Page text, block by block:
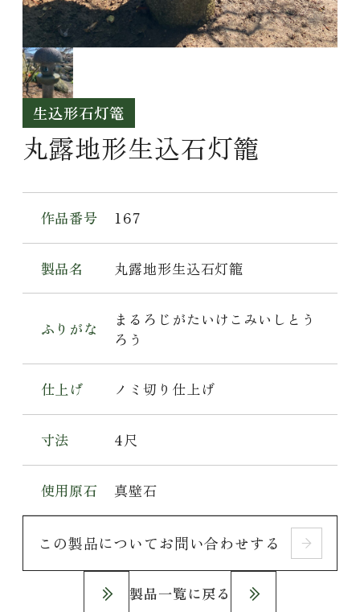
生込形石灯篭
丸露地形生込石灯籠
作品番号 167
製品名 丸露地形生込石灯籠
ふりがな
まるろじがたいけこみいしとう
ろう
仕上げ ノミ切り仕上げ
寸法 4尺
使用原石 真壁石
この製品についてお問い合わせする
製品一覧に戻る